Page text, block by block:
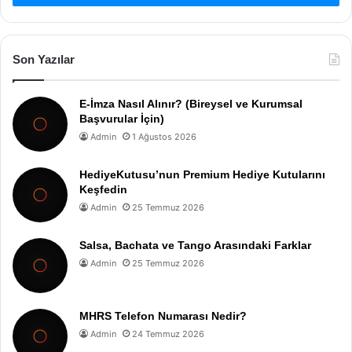
Son Yazılar
E-İmza Nasıl Alınır? (Bireysel ve Kurumsal
Başvurular İçin)
Admin 1 Ağustos 2026
HediyeKutusu’nun Premium Hediye Kutularını
Keşfedin
Admin 25 Temmuz 2026
Salsa, Bachata ve Tango Arasındaki Farklar
Admin 25 Temmuz 2026
MHRS Telefon Numarası Nedir?
Admin 24 Temmuz 2026